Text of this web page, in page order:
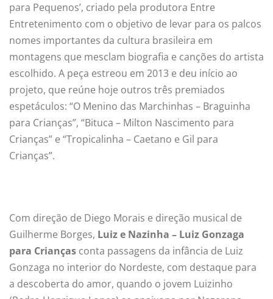
para Pequenos’, criado pela produtora Entre
Entretenimento com o objetivo de levar para os palcos
nomes importantes da cultura brasileira em
montagens que mesclam biografia e canções do artista
escolhido. A peça estreou em 2013 e deu início ao
projeto, que reúne hoje outros três premiados
espetáculos: “O Menino das Marchinhas – Braguinha
para Crianças”, “Bituca – Milton Nascimento para
Crianças” e “Tropicalinha – Caetano e Gil para
Crianças”.
Com direção de Diego Morais e direção musical de
Guilherme Borges, Luiz e Nazinha – Luiz Gonzaga
para Crianças conta passagens da infância de Luiz
Gonzaga no interior do Nordeste, com destaque para
a descoberta do amor, quando o jovem Luizinho